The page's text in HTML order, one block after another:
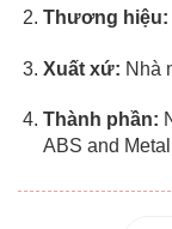
Thương hiệu:
Xuất xứ: Nhà
Thành phần:
ABS and